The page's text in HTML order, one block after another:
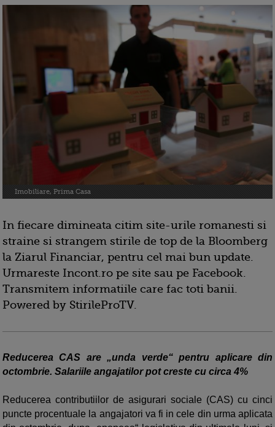
Imobiliare, Prima Casa
In fiecare dimineata citim site-urile romanesti si
straine si strangem stirile de top de la Bloomberg
la Ziarul Financiar, pentru cel mai bun update.
Urmareste Incont.ro pe site sau pe Facebook.
Transmitem informatiile care fac toti banii.
Powered by StirileProTV.
Reducerea CAS are „unda verde“ pentru aplicare din
octombrie. Salariile angajatilor pot creste cu circa 4%
Reducerea contributiilor de asigurari sociale (CAS) cu cinci
puncte procentuale la angajatori va fi in cele din urma aplicata